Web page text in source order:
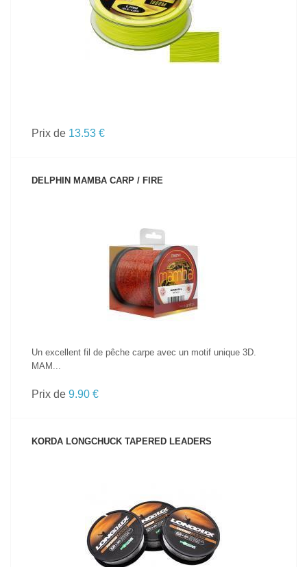
Prix de 13.53 €
DELPHIN MAMBA CARP / FIRE
VOIR LE PRODUIT
Un excellent fil de pêche carpe avec un motif unique 3D.
MAM...
Prix de 9.90 €
KORDA LONGCHUCK TAPERED LEADERS
VOIR LE PRODUIT